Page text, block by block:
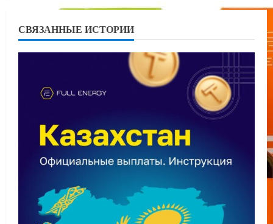
СВЯЗАННЫЕ ИСТОРИИ